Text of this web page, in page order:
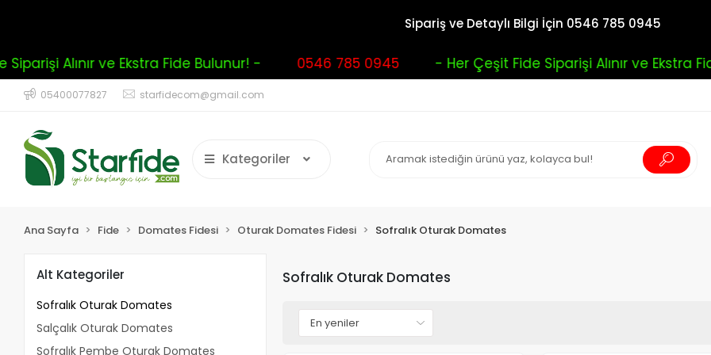
Sipariş ve Detaylı Bilgi İçin 0546 785 0945
Alınır ve Ekstra Fide Bulunur! - 0546 785 0945 - Her Çeşit Fide Siparişi Alınır ve Ekstra Fide
05400077827 starfidecom@gmail.com
Kategoriler
Ana Sayfa Fide Domates Fidesi Oturak Domates Fidesi Sofralık Oturak Domates
Alt Kategoriler
Sofralık Oturak Domates
Salçalık Oturak Domates
Sofralık Pembe Oturak Domates
Sofralık Oturak Domates